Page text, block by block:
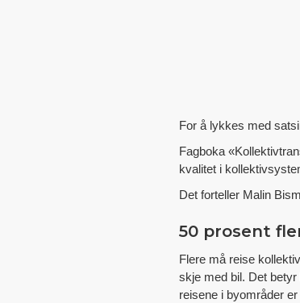
For å lykkes med
Fagboka
kvalitet i
Det forteller Malin
50 prosent
Flere må reise
skje med bil. Det
reisene i byområder